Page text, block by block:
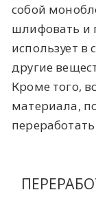
собой
шлифовать и
использует в
другие
Кроме того,
материала,